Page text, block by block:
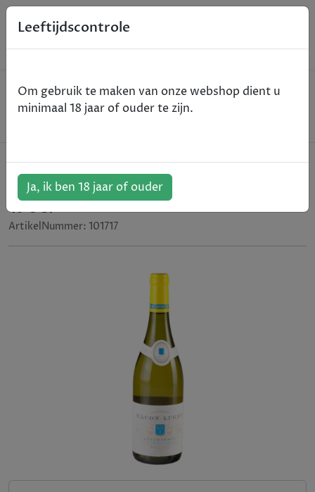
Home
Wijn
Cave de Lugny "Les Charmes" magnum - Macon -
Cave de Lugny "Les Charmes"
magnum - Macon - wit - 2020 -
150cl
ArtikelNummer: 101717
Leeftijdscontrole
Om gebruik te maken van onze webshop dient u
minimaal 18 jaar of ouder te zijn.
Ja, ik ben 18 jaar of ouder